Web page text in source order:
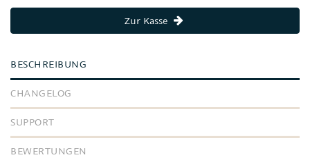
Zur Kasse
BESCHREIBUNG
CHANGELOG
SUPPORT
BEWERTUNGEN